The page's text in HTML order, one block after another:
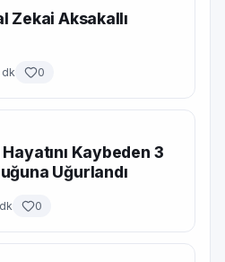
Zekai Aksakallı
dk 0
Kaybeden 3
Uğurlandı
0